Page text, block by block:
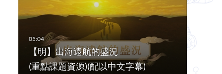
【明】出海遠航的盛況
(重點課題資源)(配以中文字幕)